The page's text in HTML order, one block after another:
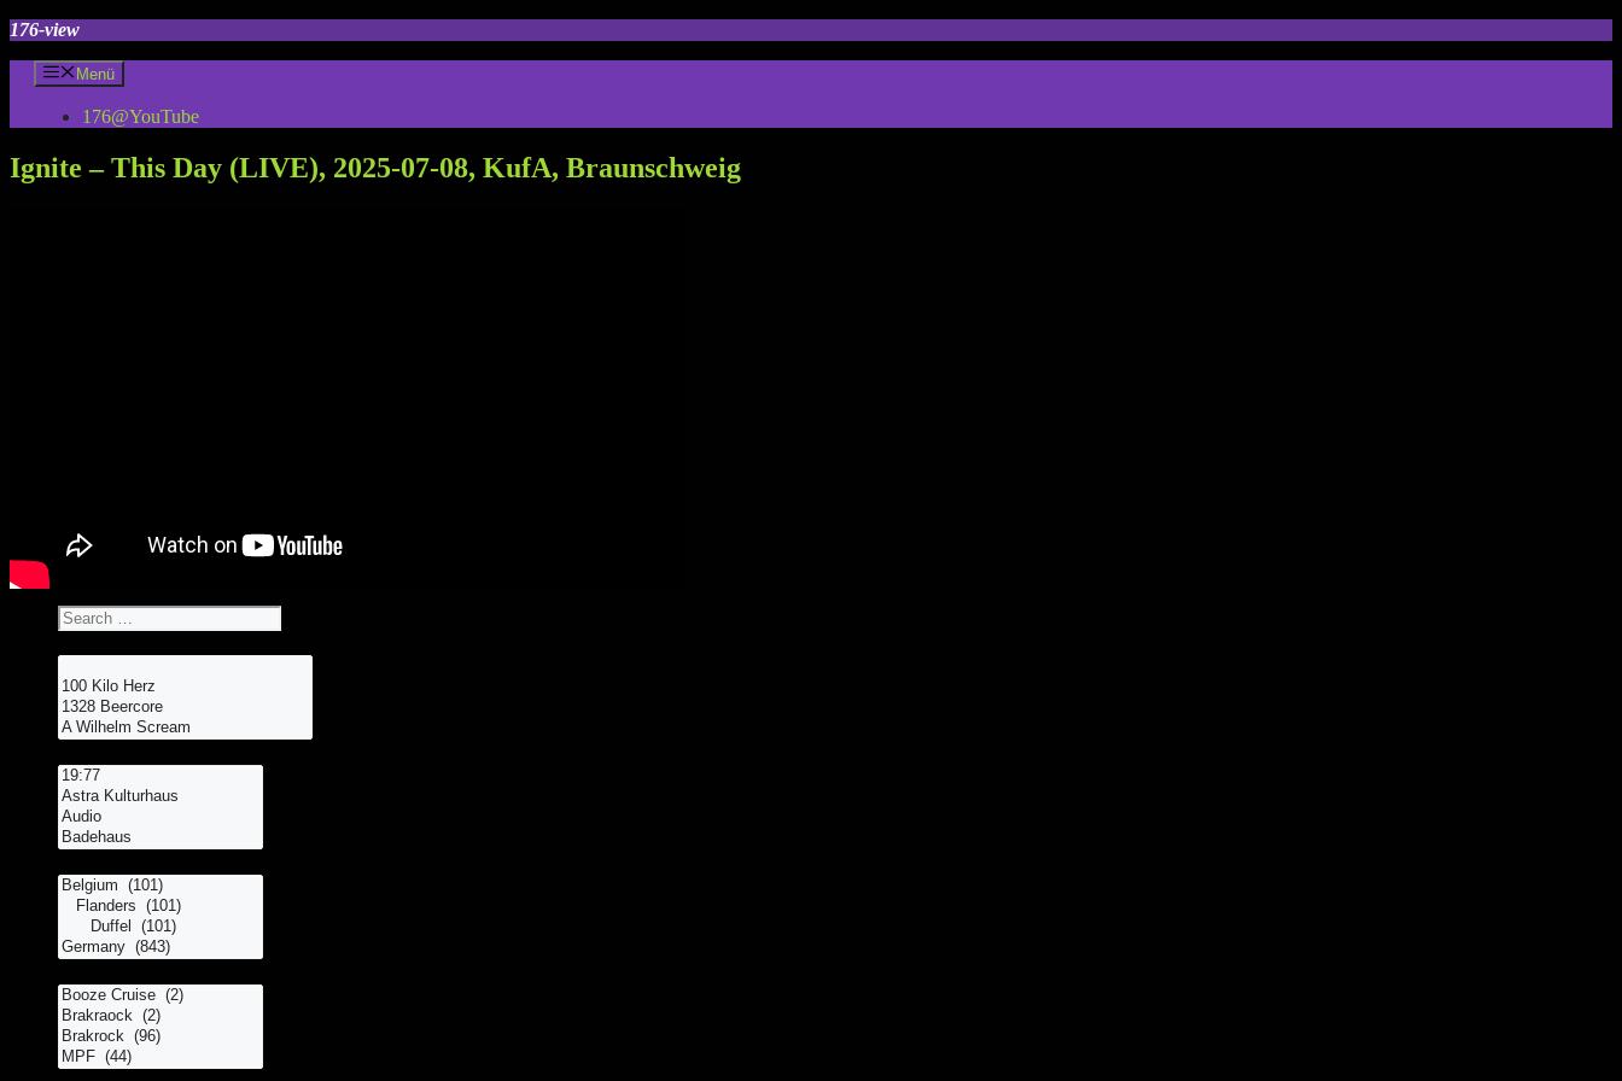
Zum
springen
176-view
Menü
176@YouTube
Ignite – This Day (LIVE), 2025-07-08, KufA, Braunschweig